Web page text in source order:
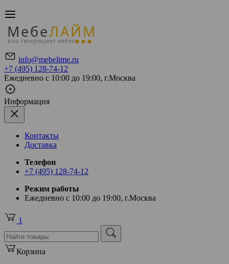
МебеЛАЙМ
ваш гипермаркет мебели
info@mebelime.ru
+7 (495) 128-74-12
Ежедневно с 10:00 до 19:00, г.Москва
Информация
Контакты
Доставка
Телефон
+7 (495) 128-74-12
Режим работы
Ежедневно с 10:00 до 19:00, г.Москва
1
Корзина